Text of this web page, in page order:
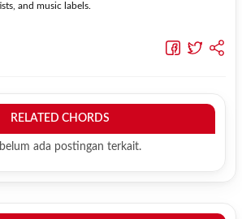
and music labels.
RELATED CHORDS
ada postingan terkait.